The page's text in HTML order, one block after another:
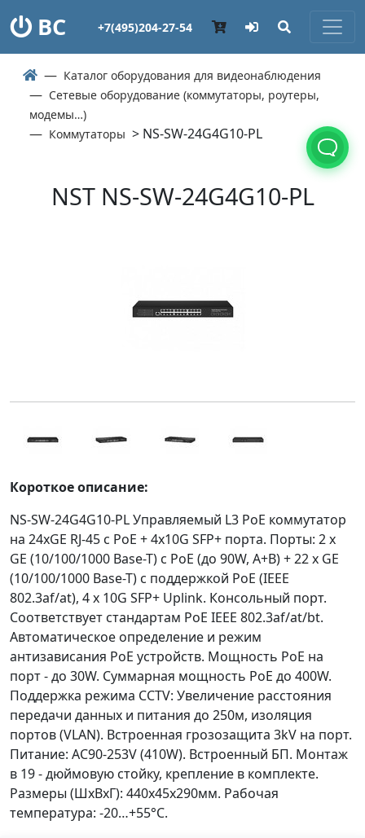
ВС +7(495)204-27-54
Каталог оборудования для видеонаблюдения
Сетевые оборудование (коммутаторы, роутеры,
модемы…)
Коммутаторы > NS-SW-24G4G10-PL
NST NS-SW-24G4G10-PL
Короткое описание:
NS-SW-24G4G10-PL Управляемый L3 PoE коммутатор
на 24xGE RJ-45 c PoE + 4х10G SFP+ порта. Порты: 2 x
GE (10/100/1000 Base-T) с PoE (до 90W, A+B) + 22 x GE
(10/100/1000 Base-T) с поддержкой PoE (IEEE
802.3af/at), 4 x 10G SFP+ Uplink. Консольный порт.
Соответствует стандартам PoE IEEE 802.3af/at/bt.
Автоматическое определение и режим
антизависания PoE устройств. Мощность PoE на
порт - до 30W. Суммарная мощность PoE до 400W.
Поддержка режима CCTV: Увеличение расстояния
передачи данных и питания до 250м, изоляция
портов (VLAN). Встроенная грозозащита 3kV на порт.
Питание: AC90-253V (410W). Встроенный БП. Монтаж
в 19 - дюймовую стойку, крепление в комплекте.
Размеры (ШхВхГ): 440x45x290мм. Рабочая
температура: -20…+55°С.